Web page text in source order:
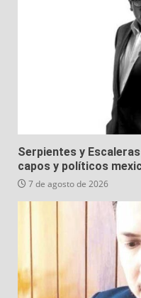
Serpientes y
capos y políticos
7 de agosto de 2026